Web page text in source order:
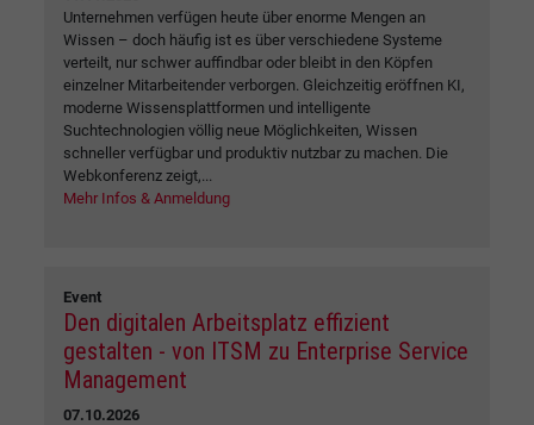
Unternehmen verfügen heute über enorme Mengen an
Wissen – doch häufig ist es über verschiedene Systeme
verteilt, nur schwer auffindbar oder bleibt in den Köpfen
einzelner Mitarbeitender verborgen. Gleichzeitig eröffnen KI,
moderne Wissensplattformen und intelligente
Suchtechnologien völlig neue Möglichkeiten, Wissen
schneller verfügbar und produktiv nutzbar zu machen. Die
Webkonferenz zeigt,...
Mehr Infos & Anmeldung
Event
Den digitalen Arbeitsplatz effizient
gestalten - von ITSM zu Enterprise Service
Management
07.10.2026